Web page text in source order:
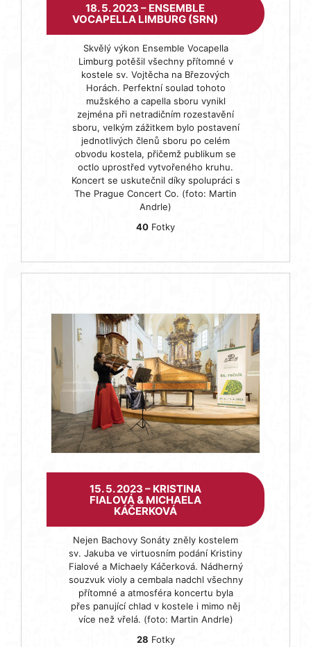
18. 5. 2023 – ENSEMBLE
VOCAPELLA LIMBURG (SRN)
Skvělý výkon Ensemble Vocapella
Limburg potěšil všechny přítomné v
kostele sv. Vojtěcha na Březových
Horách. Perfektní soulad tohoto
mužského a capella sboru vynikl
zejména při netradičním rozestavění
sboru, velkým zážitkem bylo postavení
jednotlivých členů sboru po celém
obvodu kostela, přičemž publikum se
octlo uprostřed vytvořeného kruhu.
Koncert se uskutečnil díky spolupráci s
The Prague Concert Co. (foto: Martin
Andrle)
40 Fotky
15. 5. 2023 – KRISTINA
FIALOVÁ & MICHAELA
KÁČERKOVÁ
Nejen Bachovy Sonáty zněly kostelem
sv. Jakuba ve virtuosním podání Kristiny
Fialové a Michaely Káčerková. Nádherný
souzvuk violy a cembala nadchl všechny
přítomné a atmosféra koncertu byla
přes panující chlad v kostele i mimo něj
více než vřelá. (foto: Martin Andrle)
28 Fotky